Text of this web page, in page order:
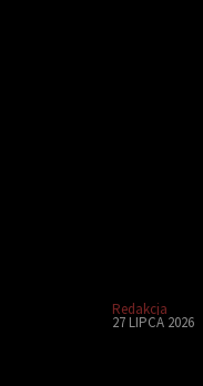
Redakcja
27 LIPCA 2026